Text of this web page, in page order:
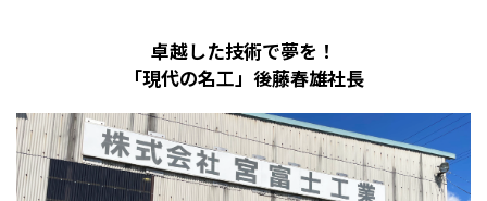
卓越した技術で夢を！
「現代の名工」後藤春雄社長